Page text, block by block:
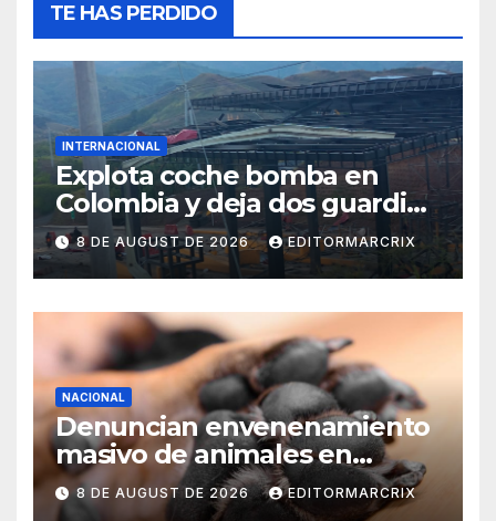
TE HAS PERDIDO
INTERNACIONAL
Explota coche bomba en
Colombia y deja dos guardias
heridos
8 DE AUGUST DE 2026 EDITORMARCRIX
NACIONAL
Denuncian envenenamiento
masivo de animales en
Querétaro
8 DE AUGUST DE 2026 EDITORMARCRIX